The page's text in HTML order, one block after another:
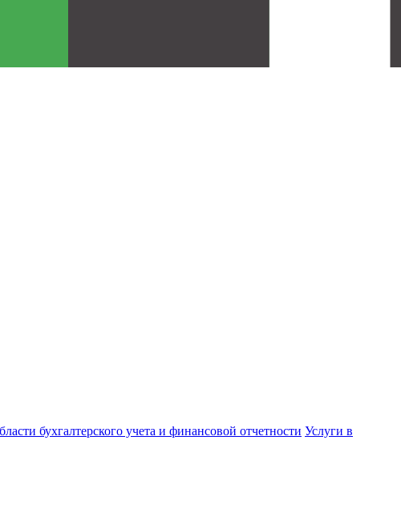
бухгалтерского учета и финансовой отчетности Услуги в